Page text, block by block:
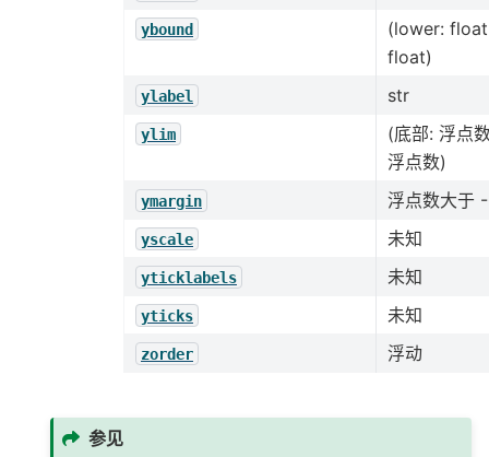
ybound
(lower:
float)
ylabel str
ylim
(底部: 浮点
浮点数)
ymargin 浮点数大于
yscale 未知
yticklabels 未知
yticks 未知
zorder 浮动
参见